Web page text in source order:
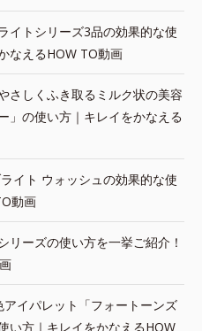
イトシリーズ3品の効果的な使
なえるHOW TO動画
さしくふき取るミルク状の美容
」の使い方｜キレイをかなえる
イト ウォッシュの効果的な使
動画
リーズの使い方を一挙ご紹介！
アイパレット「フォートーンズ
い方｜キレイをかなえるHOW